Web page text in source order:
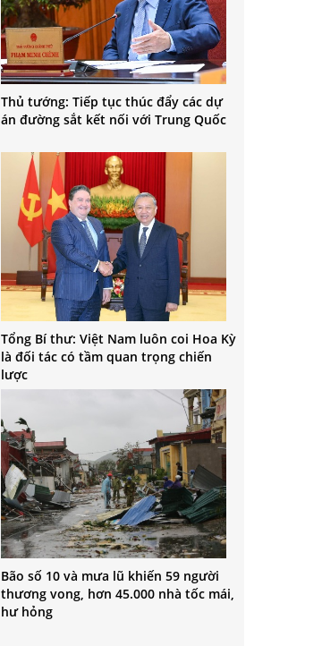
Thủ tướng: Tiếp tục thúc đẩy các dự
án đường sắt kết nối với Trung Quốc
Tổng Bí thư: Việt Nam luôn coi Hoa Kỳ
là đối tác có tầm quan trọng chiến
lược
Bão số 10 và mưa lũ khiến 59 người
thương vong, hơn 45.000 nhà tốc mái,
hư hỏng